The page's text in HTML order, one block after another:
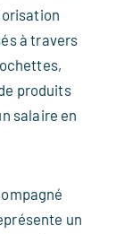
à travers
produits
salaire en
un